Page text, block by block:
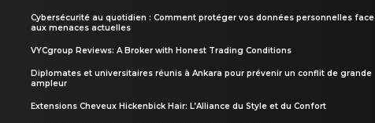
Cybersécurité au quotidien : Comment protéger vos données personnelles face
aux menaces actuelles
VYCgroup Reviews: A Broker with Honest Trading Conditions
Diplomates et universitaires réunis à Ankara pour prévenir un conflit de grande
ampleur
Extensions Cheveux Hickenbick Hair: L’Alliance du Style et du Confort